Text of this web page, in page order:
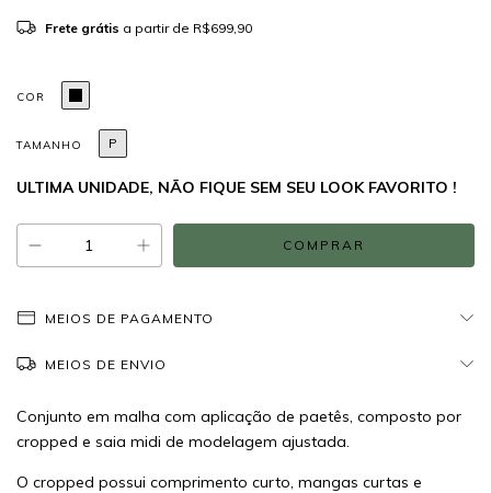
Frete grátis a partir de R$699,90
COR
TAMANHO P
ULTIMA UNIDADE, NÃO FIQUE SEM SEU LOOK FAVORITO !
MEIOS DE PAGAMENTO
MEIOS DE ENVIO
Conjunto em malha com aplicação de paetês, composto por
cropped e saia midi de modelagem ajustada.
O cropped possui comprimento curto, mangas curtas e